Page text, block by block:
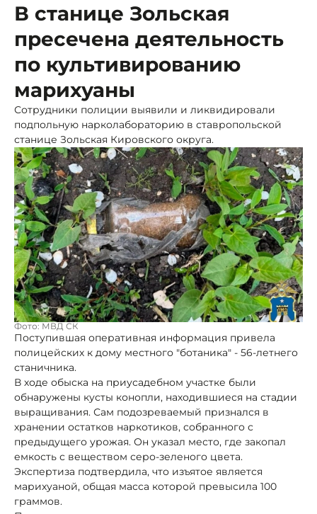
В станице Зольская
пресечена деятельность
по культивированию
марихуаны
Сотрудники полиции выявили и ликвидировали
подпольную нарколабораторию в ставропольской
станице Зольская Кировского округа.
Фото: МВД СК
Поступившая оперативная информация привела
полицейских к дому местного "ботаника" - 56-летнего
станичника.
В ходе обыска на приусадебном участке были
обнаружены кусты конопли, находившиеся на стадии
выращивания. Сам подозреваемый признался в
хранении остатков наркотиков, собранного с
предыдущего урожая. Он указал место, где закопал
емкость с веществом серо-зеленого цвета.
Экспертиза подтвердила, что изъятое является
марихуаной, общая масса которой превысила 100
граммов.